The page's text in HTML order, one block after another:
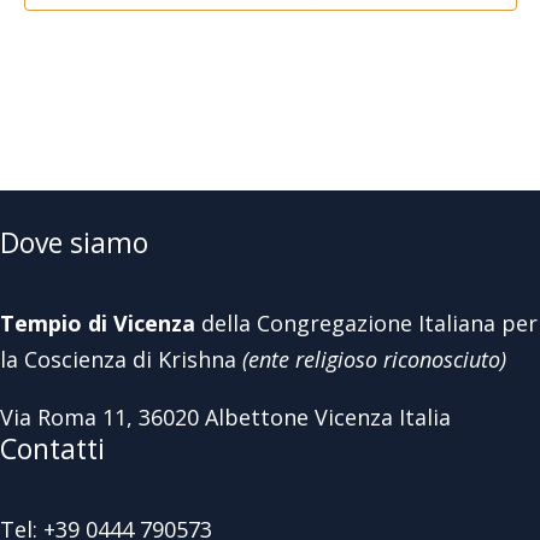
Dove siamo
Tempio di Vicenza della Congregazione Italiana per
la Coscienza di Krishna (ente religioso riconosciuto)
Via Roma 11, 36020 Albettone Vicenza Italia
Contatti
Tel: +39 0444 790573